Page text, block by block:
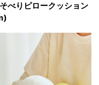
べりピロークッション